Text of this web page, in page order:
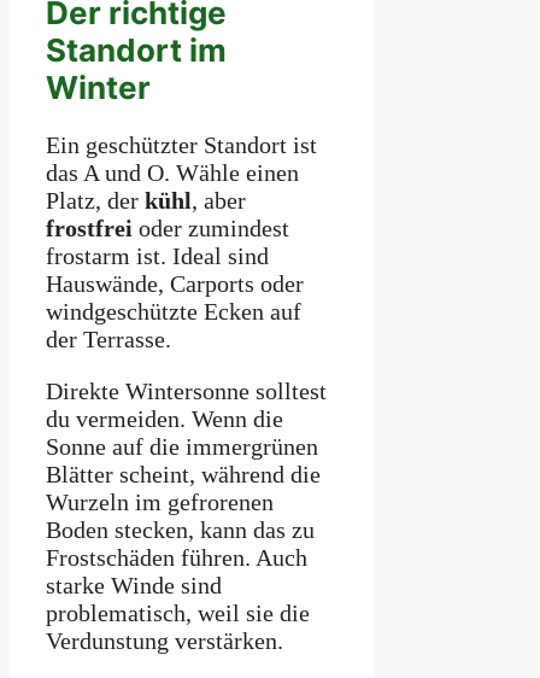
Der richtige
Standort im
Winter
Ein geschützter Standort ist
das A und O. Wähle einen
Platz, der kühl, aber
frostfrei oder zumindest
frostarm ist. Ideal sind
Hauswände, Carports oder
windgeschützte Ecken auf
der Terrasse.
Direkte Wintersonne solltest
du vermeiden. Wenn die
Sonne auf die immergrünen
Blätter scheint, während die
Wurzeln im gefrorenen
Boden stecken, kann das zu
Frostschäden führen. Auch
starke Winde sind
problematisch, weil sie die
Verdunstung verstärken.